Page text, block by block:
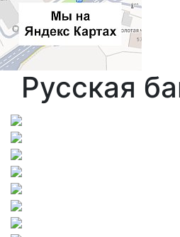
Русская